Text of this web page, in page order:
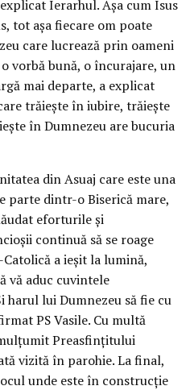
Ierarhul. Așa cum Isus
tot așa fiecare om poate
care lucrează prin oameni
vorbă bună, o încurajare, un
mai departe, a explicat
trăiește în iubire, trăiește
în Dumnezeu are bucuria
din Asuaj care este una
parte dintr-o Biserică mare,
eforturile și
continuă să se roage
a ieșit la lumină,
vă aduc cuvintele
harul lui Dumnezeu să fie cu
PS Vasile. Cu multă
Preasfințitului
vizită în parohie. La final,
unde este în construcție